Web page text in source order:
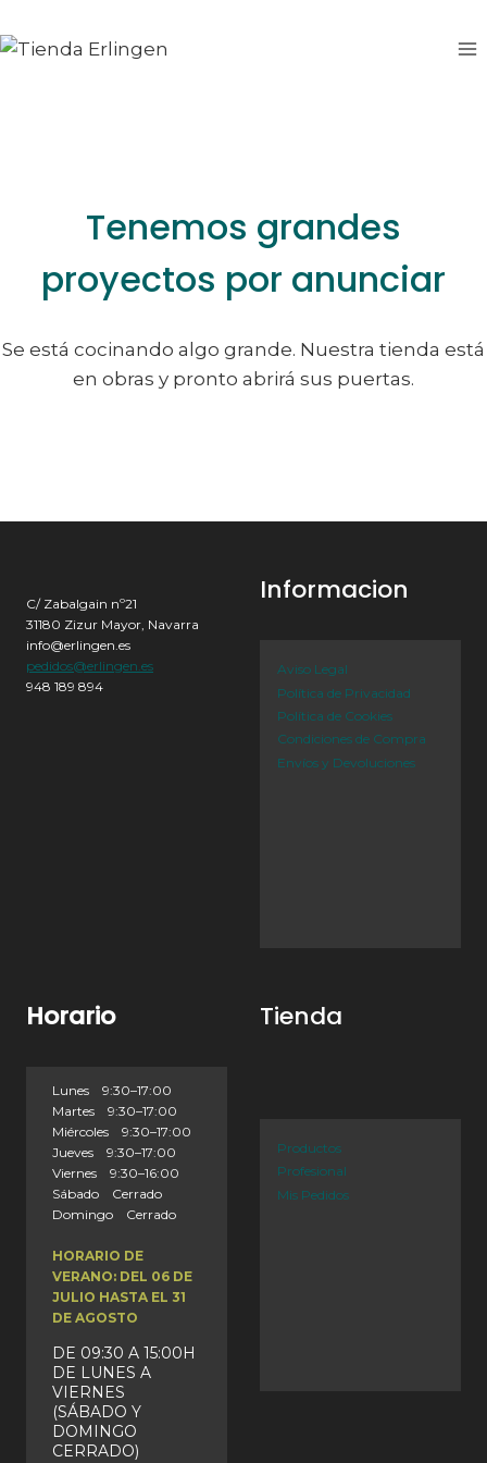
al
al
Tenemos grandes
proyectos por anunciar
Se está cocinando algo grande. Nuestra tienda está
en obras y pronto abrirá sus puertas.
C/ Zabalgain nº21
31180 Zizur Mayor, Navarra
info@erlingen.es
pedidos@erlingen.es
948 189 894
Informacion
Aviso Legal
Política de Privacidad
Política de Cookies
Condiciones de Compra
Envíos y Devoluciones
Horario
Lunes 9:30–17:00
Martes 9:30–17:00
Miércoles 9:30–17:00
Jueves 9:30–17:00
Viernes 9:30–16:00
Sábado Cerrado
Domingo Cerrado
HORARIO DE
VERANO: DEL 06 DE
JULIO HASTA EL 31
DE AGOSTO
DE 09:30 A 15:00H
DE LUNES A
VIERNES
(SÁBADO Y
DOMINGO
CERRADO)
Tienda
Productos
Profesional
Mis Pedidos